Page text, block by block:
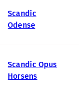
Scandic
Odense
Scandic Opus
Horsens